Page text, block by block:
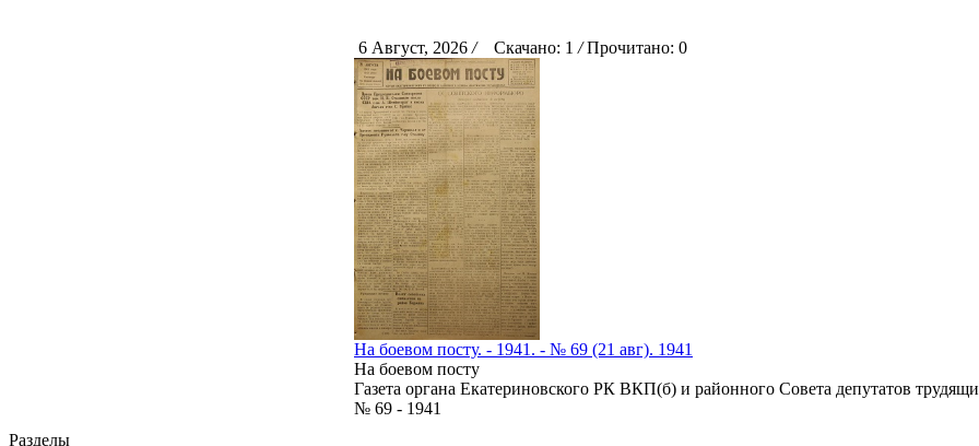
Разделы
6 Август, 2026 /Скачано: 1 /Прочитано: 0
На боевом посту. - 1941. - № 69 (21 авг). 1941
На боевом посту
Газета органа Екатериновского РК ВКП(б) и районного Совета депутатов
№ 69 - 1941